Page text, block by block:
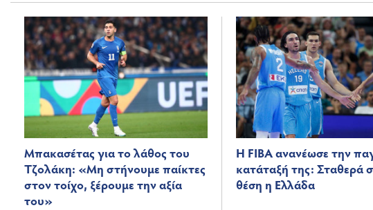
Μπακασέτας για το λάθος του
Τζολάκη: «Μη στήνουμε παίκτες
στον τοίχο, ξέρουμε την αξία
του»
Η FIBA ανανέωσε την
κατάταξή της: Σταθερά
θέση η Ελλάδα